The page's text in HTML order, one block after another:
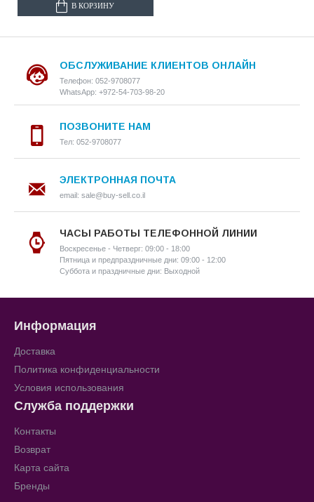
В КОРЗИНУ
ОБСЛУЖИВАНИЕ КЛИЕНТОВ ОНЛАЙН
Телефон: 052-9708077
WhatsApp: +972-54-703-98-20
ПОЗВОНИТЕ НАМ
Тел: 052-9708077
ЭЛЕКТРОННАЯ ПОЧТА
email: sale@buy-sell.co.il
ЧАСЫ РАБОТЫ ТЕЛЕФОННОЙ ЛИНИИ
Воскресенье - Четверг: 09:00 - 18:00
Пятница и предпраздничные дни: 09:00 - 12:00
Суббота и праздничные дни: Выходной
Информация
Доставка
Политика конфиденциальности
Условия использования
Служба поддержки
Контакты
Возврат
Карта сайта
Бренды